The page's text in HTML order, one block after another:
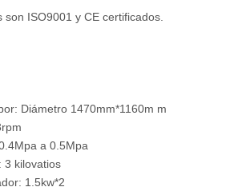
son ISO9001 y CE certificados.
Diámetro 1470mm*1160m m
a 0.5Mpa
3 kilovatios
1.5kw*2